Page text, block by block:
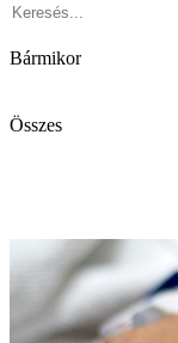
Bármikor
Összes